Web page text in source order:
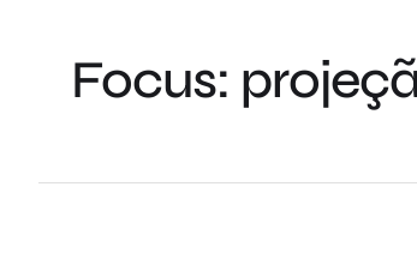
Focus: